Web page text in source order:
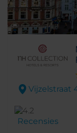
Vijzelstraat
Recensies